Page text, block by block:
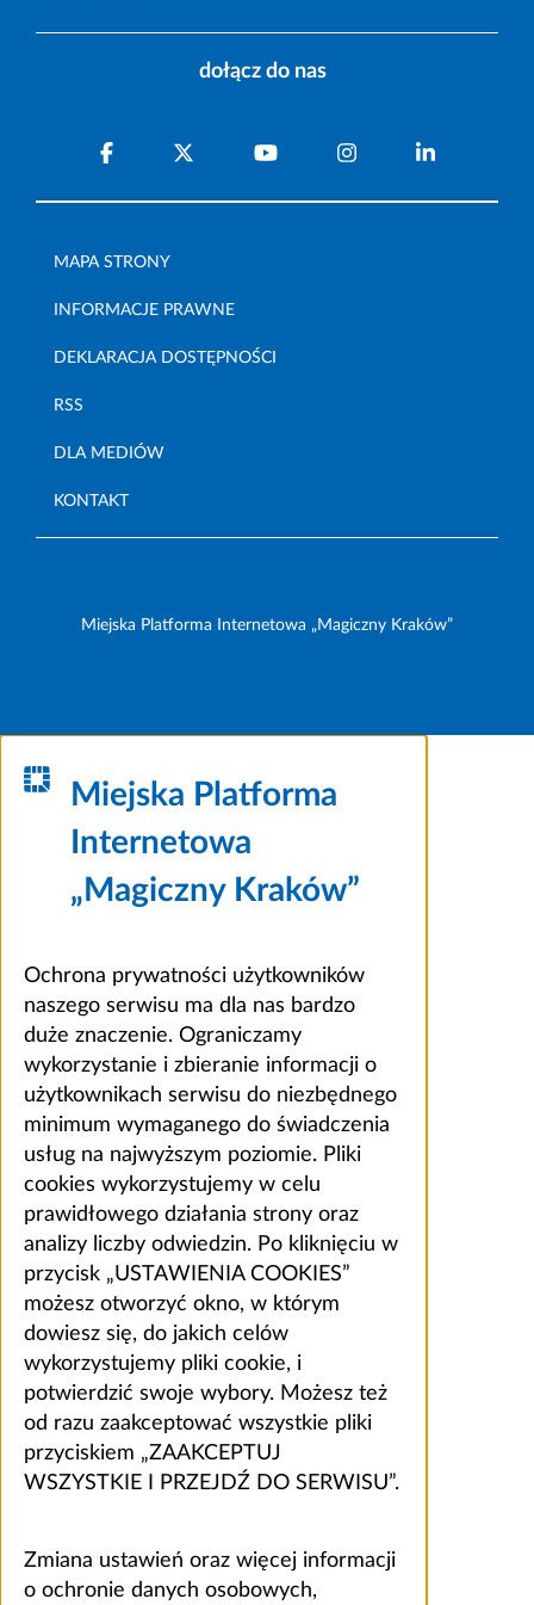
dołącz do nas
MAPA STRONY
INFORMACJE PRAWNE
DEKLARACJA DOSTĘPNOŚCI
RSS
DLA MEDIÓW
KONTAKT
Miejska Platforma Internetowa „Magiczny Kraków”
Miejska Platforma
Internetowa
„Magiczny Kraków”
Ochrona prywatności użytkowników
naszego serwisu ma dla nas bardzo
duże znaczenie. Ograniczamy
wykorzystanie i zbieranie informacji o
użytkownikach serwisu do niezbędnego
minimum wymaganego do świadczenia
usług na najwyższym poziomie. Pliki
cookies wykorzystujemy w celu
prawidłowego działania strony oraz
analizy liczby odwiedzin. Po kliknięciu w
przycisk „USTAWIENIA COOKIES”
możesz otworzyć okno, w którym
dowiesz się, do jakich celów
wykorzystujemy pliki cookie, i
potwierdzić swoje wybory. Możesz też
od razu zaakceptować wszystkie pliki
przyciskiem „ZAAKCEPTUJ
WSZYSTKIE I PRZEJDŹ DO SERWISU”.
Zmiana ustawień oraz więcej informacji
o ochronie danych osobowych,